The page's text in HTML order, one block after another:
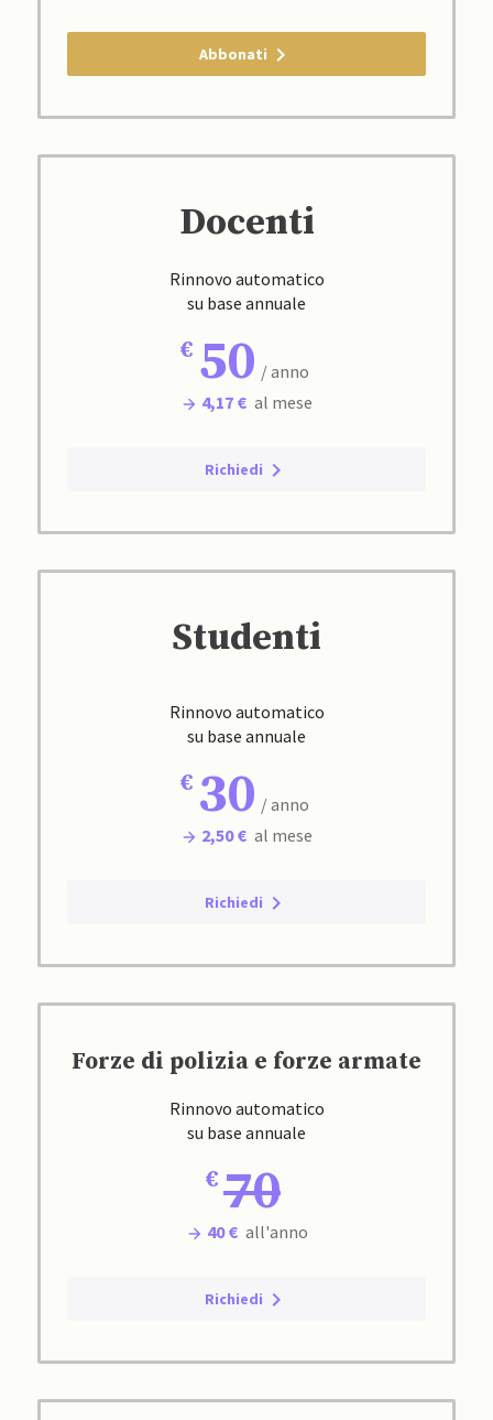
Abbonati
Docenti
Rinnovo automatico
su base annuale
50 / anno
4,17 € al mese
Richiedi
Studenti
Rinnovo automatico
su base annuale
30 / anno
2,50 € al mese
Richiedi
Forze di polizia e forze armate
Rinnovo automatico
su base annuale
70
40 € all'anno
Richiedi